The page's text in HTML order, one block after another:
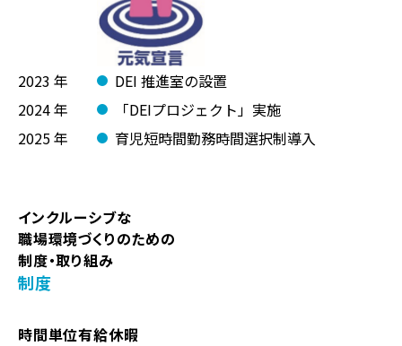
2023 年
DEI 推進室の設置
2024 年
「DEIプロジェクト」実施
2025 年
育児短時間勤務時間選択制導入
インクルーシブな
職場環境づくりのための
制度・取り組み
制度
時間単位有給休暇